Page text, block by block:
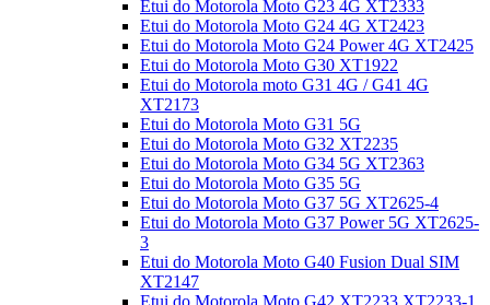
Etui do Motorola Moto G23 4G XT2333
Etui do Motorola Moto G24 4G XT2423
Etui do Motorola Moto G24 Power 4G XT2425
Etui do Motorola Moto G30 XT1922
Etui do Motorola moto G31 4G / G41 4G
XT2173
Etui do Motorola Moto G31 5G
Etui do Motorola Moto G32 XT2235
Etui do Motorola Moto G34 5G XT2363
Etui do Motorola Moto G35 5G
Etui do Motorola Moto G37 5G XT2625-4
Etui do Motorola Moto G37 Power 5G XT2625-
3
Etui do Motorola Moto G40 Fusion Dual SIM
XT2147
Etui do Motorola Moto G42 XT2233 XT2233-1